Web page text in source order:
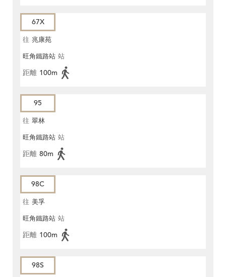
67X
往 兆康苑
旺角鐵路站 站
距離 100m
95
往 翠林
旺角鐵路站 站
距離 80m
98C
往 美孚
旺角鐵路站 站
距離 100m
98S